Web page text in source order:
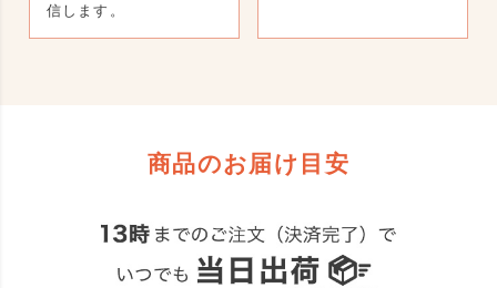
信します。
商品のお届け目安